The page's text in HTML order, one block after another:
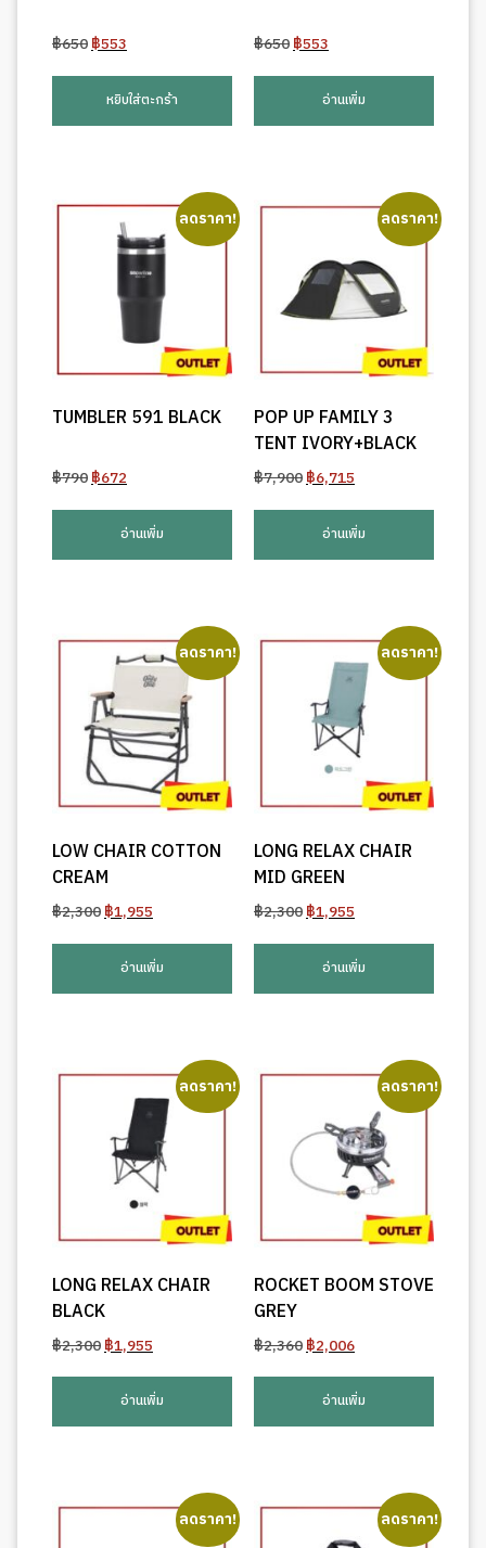
฿650Original
฿650.
฿553Current
is:
฿553.
หยิบใส่ตะกร้า
฿650Original
฿650.
฿553Current
is:
฿553.
อ่านเพิ่ม
ลดราคา!
TUMBLER 591 BLACK
฿790Original
฿790.
฿672
is:
฿672.
อ่านเพิ่ม
ลดราคา!
POP UP FAMILY 3
TENT IVORY+BLACK
฿7,900Original
was:
฿7,900.
฿6,715
is:
฿6,715.
อ่านเพิ่ม
ลดราคา!
LOW CHAIR COTTON
CREAM
฿2,300Original
was:
฿2,300.
฿1,955
is:
฿1,955.
อ่านเพิ่ม
ลดราคา!
LONG RELAX CHAIR
MID GREEN
฿2,300Original
was:
฿2,300.
฿1,955
is:
฿1,955.
อ่านเพิ่ม
ลดราคา!
LONG RELAX CHAIR
BLACK
฿2,300Original
was:
฿2,300.
฿1,955
is:
฿1,955.
อ่านเพิ่ม
ลดราคา!
ROCKET BOOM STOVE
GREY
฿2,360Original
was:
฿2,360.
฿2,006Current
is:
฿2,006.
อ่านเพิ่ม
ลดราคา! ลดราคา!